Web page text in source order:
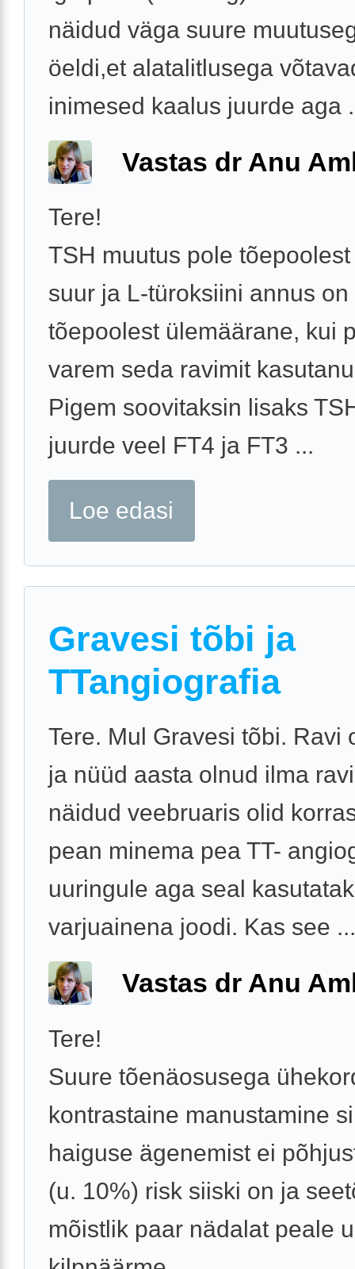
näidud väga suure
öeldi,et alatalitlusega
inimesed kaalus juurde aga
Vastas dr Anu
Tere!
TSH muutus pole
suur ja L-türoksiini annus on
tõepoolest ülemäärane, kui
varem seda ravimit
Pigem soovitaksin lisaks
juurde veel FT4 ja FT3 ...
Loe edasi
Gravesi tõbi ja
TTangiografia
Tere. Mul Gravesi tõbi. Ravi
ja nüüd aasta olnud ilma
näidud veebruaris olid
pean minema pea TT-
uuringule aga seal
varjuainena joodi. Kas see ...
Vastas dr Anu
Tere!
Suure tõenäosusega
kontrastaine manustamine
haiguse ägenemist ei
(u. 10%) risk siiski on ja
mõistlik paar nädalat peale